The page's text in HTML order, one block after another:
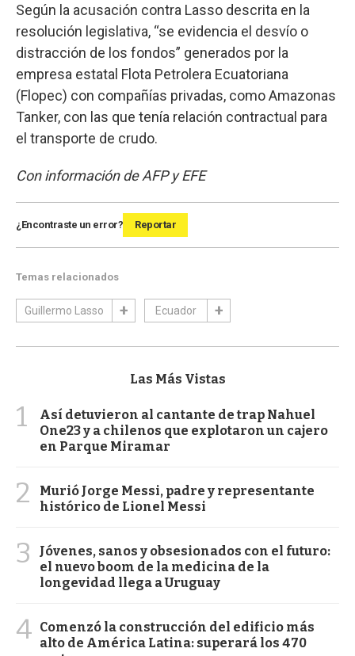
Según la acusación contra Lasso descrita en la
resolución legislativa, “se evidencia el desvío o
distracción de los fondos” generados por la
empresa estatal Flota Petrolera Ecuatoriana
(Flopec) con compañías privadas, como Amazonas
Tanker, con las que tenía relación contractual para
el transporte de crudo.
Con información de AFP y EFE
¿Encontraste un error? Reportar
Temas relacionados
Guillermo Lasso Ecuador
Las Más Vistas
1
Así detuvieron al cantante de trap Nahuel
One23 y a chilenos que explotaron un cajero
en Parque Miramar
2
Murió Jorge Messi, padre y representante
histórico de Lionel Messi
3
Jóvenes, sanos y obsesionados con el futuro:
el nuevo boom de la medicina de la
longevidad llega a Uruguay
4 Comenzó la construcción del edificio más
alto de América Latina: superará los 470